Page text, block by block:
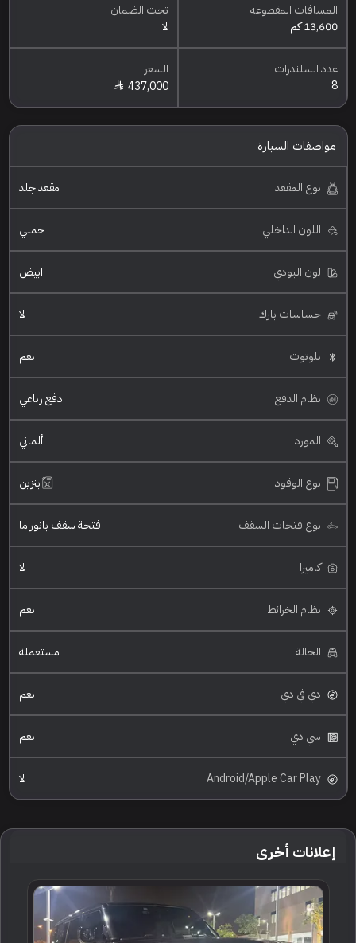
المسافات المقطوعه
13,600 كم
تحت الضمان
لا
عدد السلندرات
8
السعر
437,000
مواصفات السيارة
نوع المقعد مقعد جلد
اللون الداخلي جملي
لون البودي ابيض
حساسات بارك لا
بلوتوث نعم
نظام الدفع دفع رباعي
المورد ألماني
نوع الوقود بنزين
نوع فتحات السقف فتحة سقف بانوراما
كاميرا لا
نظام الخرائط نعم
الحالة مستعملة
دي في دي نعم
سي دي نعم
Android/Apple Car Play لا
إعلانات أخرى